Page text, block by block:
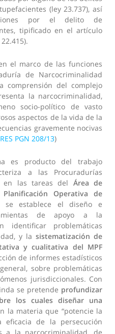
(ley 23.737), así
por el delito de
tipificado en el artículo
el marco de las funciones
de Narcocriminalidad
comprensión del complejo
la narcocriminalidad,
socio-político de vasto
aspectos de la vida de la
gravemente nocivas
RES PGN 208/13)
es producto del trabajo
a las Procuradurías
en las tareas del Área de
Operativa de
establece el diseño e
de apoyo a la
identificar problemáticas
y la sistematización de
y cualitativa del MPF
de informes estadísticos
sobre problemáticas
jurisdiccionales. Con
se pretende profundizar
los cuales diseñar una
la materia que “potencie la
eficacia de la persecución